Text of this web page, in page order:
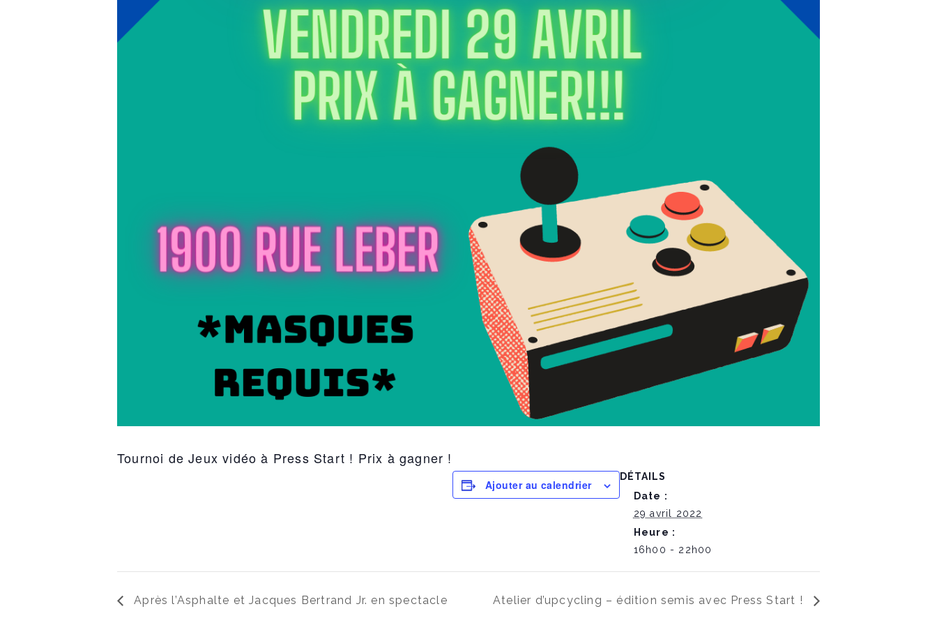
Tournoi de Jeux vidéo à Press Start ! Prix à gagner !
Ajouter au calendrier
DÉTAILS
Date :
29 avril 2022
Heure :
16h00 - 22h00
Après l’Asphalte et Jacques Bertrand Jr. en spectacle Atelier d’upcycling – édition semis avec Press Start !